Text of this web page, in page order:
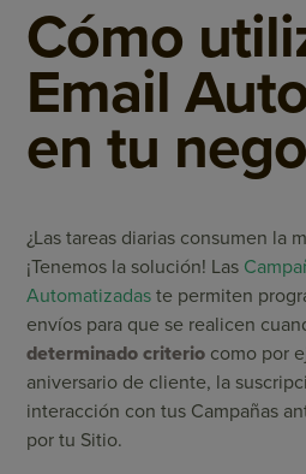
Cómo
Email
en tu
¿Las tareas diarias consumen la
¡Tenemos la solución! Las
Automatizadas te permiten
envíos para que se realicen
determinado criterio como por
aniversario de cliente, la
interacción con tus Campañas
por tu Sitio.